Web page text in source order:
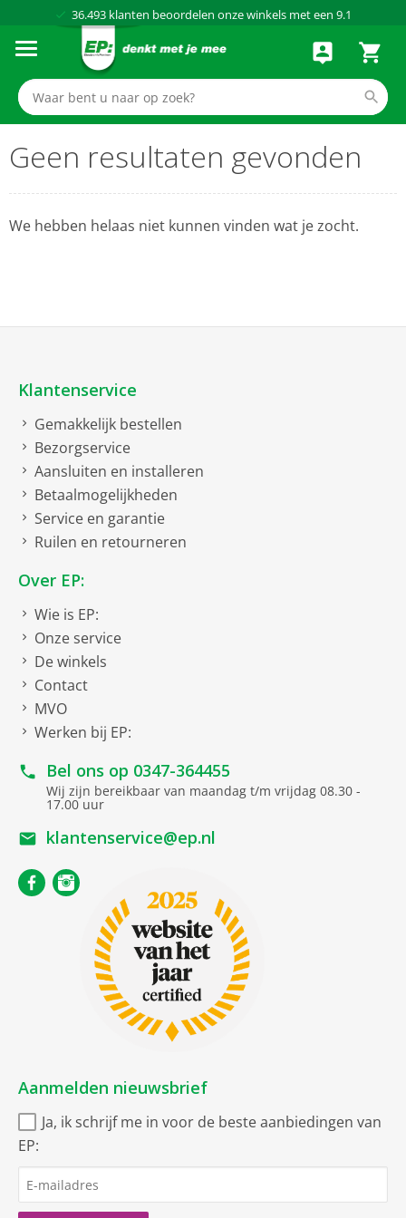
36.493 klanten beoordelen onze winkels met een 9.1
Al meer dan
dé elektronicaspecialist
Achteraf betalen via Klarna
Geen resultaten gevonden
We hebben helaas niet kunnen vinden wat je zocht.
Klantenservice
Gemakkelijk bestellen
Bezorgservice
Aansluiten en installeren
Betaalmogelijkheden
Service en garantie
Ruilen en retourneren
Over EP:
Wie is EP:
Onze service
De winkels
Contact
MVO
Werken bij EP:
Bel ons op 0347-364455
Wij zijn bereikbaar van maandag t/m vrijdag 08.30 -
17.00 uur
klantenservice@ep.nl
Aanmelden nieuwsbrief
Ja, ik schrijf me in voor de beste aanbiedingen van
EP: